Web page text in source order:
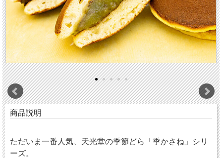
商品説明
ただいま一番人気、天光堂の季節どら「季かさね」シリ
ーズ。